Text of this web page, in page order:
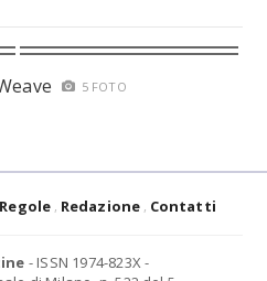
5 FOTO
Regole Redazione Contatti
- ISSN 1974-823X -